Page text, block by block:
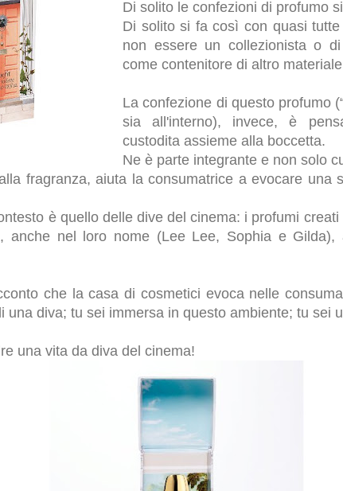
Di solito le confezioni di profumo
Di solito si fa così con quasi
non essere un collezionista o
come contenitore di altro
La confezione di questo profumo
sia all'interno), invece, è
custodita assieme alla boccetta.
Ne è parte integrante e non solo
fragranza, aiuta la consumatrice a evocare una
è quello delle dive del cinema: i profumi creati
anche nel loro nome (Lee Lee, Sophia e
che la casa di cosmetici evoca nelle
una diva; tu sei immersa in questo ambiente; tu sei
una vita da diva del cinema!